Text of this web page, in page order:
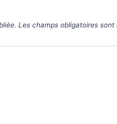
Les champs obligatoires sont